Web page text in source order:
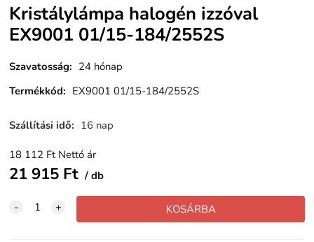
Kristálylámpa halogén izzóval
EX9001 01/15-184/2552S
Szavatosság: 24 hónap
Termékkód: EX9001 01/15-184/2552S
Szállítási idő: 16 nap
18 112 Ft Nettó ár
21 915 Ft db